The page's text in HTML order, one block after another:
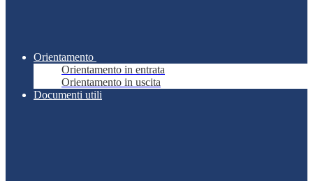
Orientamento
Orientamento in entrata
Orientamento in uscita
Documenti utili